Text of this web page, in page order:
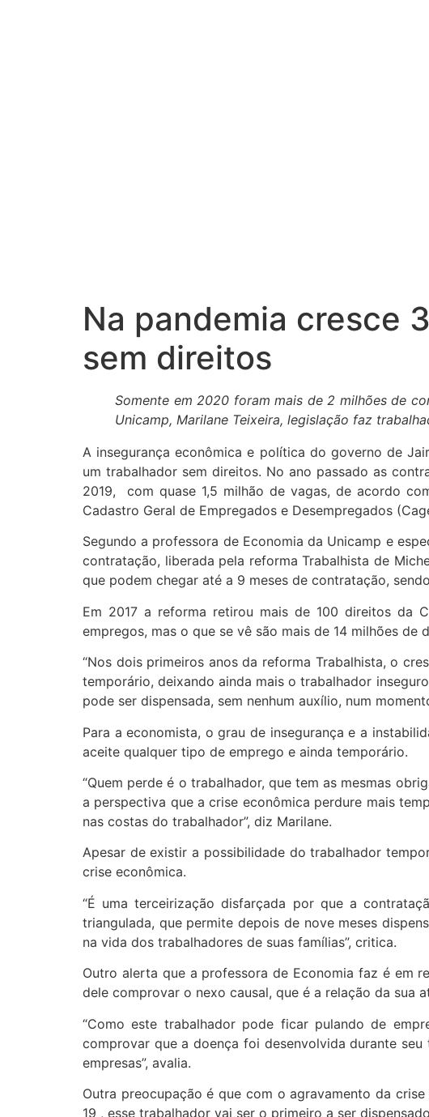
Na pandemia cresce
sem direitos
Somente em 2020 foram mais de 2 milhões de
Unicamp, Marilane Teixeira, legislação faz
A insegurança econômica e política do governo de
um trabalhador sem direitos. No ano passado as
2019, com quase 1,5 milhão de vagas, de acordo
Cadastro Geral de Empregados e Desempregados
Segundo a professora de Economia da Unicamp e
contratação, liberada pela reforma Trabalhista de
que podem chegar até a 9 meses de contratação,
Em 2017 a reforma retirou mais de 100 direitos da
empregos, mas o que se vê são mais de 14 milhões de
“Nos dois primeiros anos da reforma Trabalhista, o
temporário, deixando ainda mais o trabalhador
pode ser dispensada, sem nenhum auxílio, num
Para a economista, o grau de insegurança e a
aceite qualquer tipo de emprego e ainda temporário.
“Quem perde é o trabalhador, que tem as mesmas
a perspectiva que a crise econômica perdure mais
nas costas do trabalhador”, diz Marilane.
Apesar de existir a possibilidade do trabalhador
crise econômica.
“É uma terceirização disfarçada por que a
triangulada, que permite depois de nove meses
na vida dos trabalhadores de suas famílias”, critica.
Outro alerta que a professora de Economia faz é em
dele comprovar o nexo causal, que é a relação da sua
“Como este trabalhador pode ficar pulando de
comprovar que a doença foi desenvolvida durante
empresas”, avalia.
Outra preocupação é que com o agravamento da
19 , esse trabalhador vai ser o primeiro a ser